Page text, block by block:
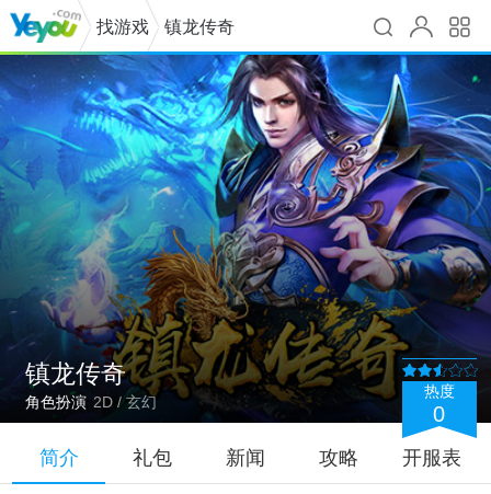
找游戏 镇龙传奇
镇龙传奇
角色扮演 2D / 玄幻
热度
0
简介 礼包 新闻 攻略 开服表